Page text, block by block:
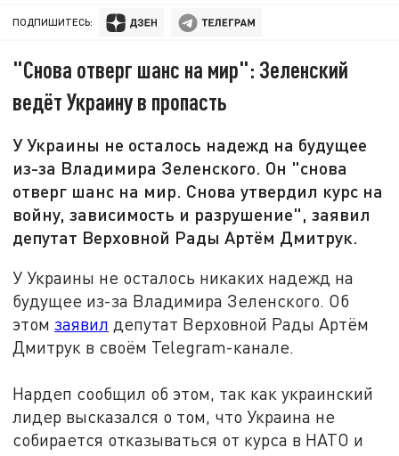
ПОДПИШИТЕСЬ:
"Снова отверг шанс на мир": Зеленский
ведёт Украину в пропасть
У Украины не осталось надежд на будущее
из-за Владимира Зеленского. Он "снова
отверг шанс на мир. Снова утвердил курс на
войну, зависимость и разрушение", заявил
депутат Верховной Рады Артём Дмитрук.
У Украины не осталось никаких надежд на
будущее из-за Владимира Зеленского. Об
этомзаявил депутат Верховной Рады Артём
Дмитрук в своём Telegram-канале.
Нардеп сообщил об этом, так как украинский
лидер высказался о том, что Украина не
собирается отказываться от курса в НАТО и